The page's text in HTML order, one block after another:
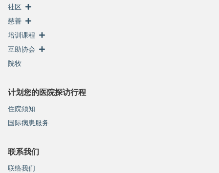
社区
慈善
培训课程
互助协会
院牧
计划您的医院探访行程
住院须知
国际病患服务
联系我们
联络我们